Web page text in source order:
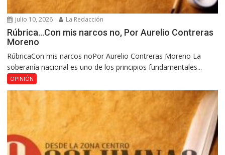
julio 10, 2026 La Redacción
Rúbrica…Con mis narcos no, Por Aurelio Contreras
Moreno
RúbricaCon mis narcos noPor Aurelio Contreras Moreno La
soberanía nacional es uno de los principios fundamentales...
OPINIÓN